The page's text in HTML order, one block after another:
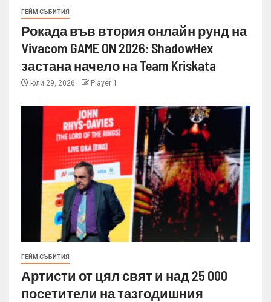
ГЕЙМ СЪБИТИЯ
Рокада във втория онлайн рунд на
Vivacom GAME ON 2026: ShadowHex
застана начело на Team Kriskata
юли 29, 2026 Player 1
ГЕЙМ СЪБИТИЯ
Артисти от цял свят и над 25 000
посетители на тазгодишния